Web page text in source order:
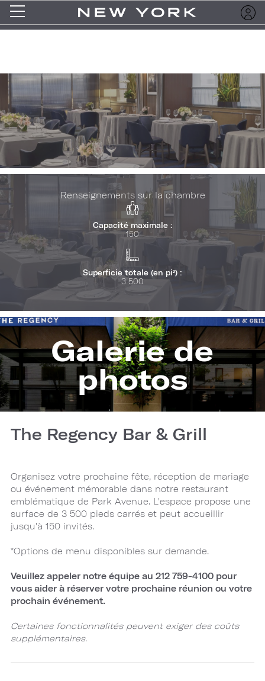
Renseignements sur la chambre
Capacité maximale :
150
Superficie totale (en pi²) :
3 500
Galerie de
photos
The Regency Bar & Grill
Organisez votre prochaine fête, réception de mariage
ou événement mémorable dans notre restaurant
emblématique de Park Avenue. L'espace propose une
surface de 3 500 pieds carrés et peut accueillir
jusqu'à 150 invités.
*Options de menu disponibles sur demande.
Veuillez appeler notre équipe au 212 759-4100 pour
vous aider à réserver votre prochaine réunion ou votre
prochain événement.
Certaines fonctionnalités peuvent exiger des coûts
supplémentaires.